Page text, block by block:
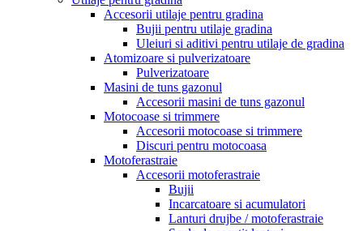
Accesorii utilaje pentru gradina
Bujii pentru utilaje gradina
Uleiuri si aditivi pentru utilaje de gradina
Atomizoare si pulverizatoare
Pulverizatoare
Masini de tuns gazonul
Accesorii masini de tuns gazonul
Motocoase si trimmere
Accesorii motocoase si trimmere
Discuri pentru motocoasa
Motoferastraie
Accesorii motoferastraie
Bujii
Incarcatoare si acumulatori
Lanturi drujbe / motoferastraie